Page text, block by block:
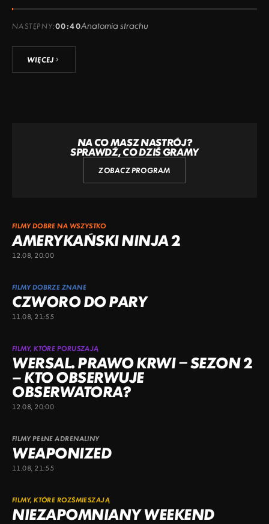
NASTĘPNY:00:40Anatomia strachu
WIĘCEJ
NA CO MASZ NASTRÓJ?
SPRAWDŹ, CO DZIŚ GRAMY
ZOBACZ PROGRAM
FILMY DOBRE NA WSZYSTKO
AMERYKAŃSKI NINJA 2
12.08, 20:00
FILMY DOBRZE ZNANE
CZWORO DO PARY
11.08, 21:55
FILMY, KTÓRE PORUSZAJĄ
WERSAL. PRAWO KRWI – SEZON 2
– KTO OBSERWUJE
OBSERWATORA?
12.08, 20:00
FILMY PEŁNE ADRENALINY
WEAPONIZED
11.08, 21:55
FILMY, KTÓRE ROZŚMIESZAJĄ
NIEZAPOMNIANY WEEKEND